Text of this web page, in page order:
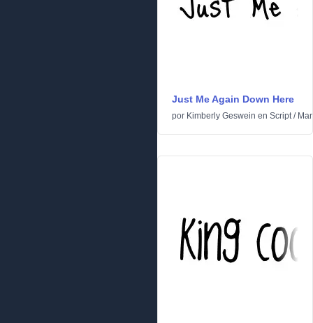
Just Me Again Down Here
por Kimberly Geswein en Script/